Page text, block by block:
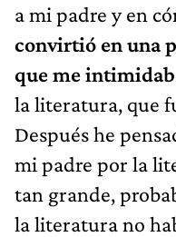
a mi padre y en
convirtió en una
que me
la literatura, que
Después he
mi padre por la
tan grande,
la literatura no